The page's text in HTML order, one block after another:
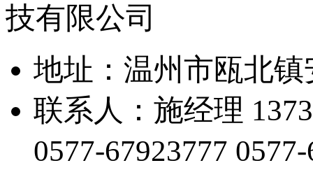
地址：温州市瓯北
联系人：施经理
0577-67923777